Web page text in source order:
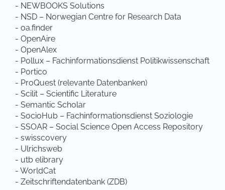
- NEWBOOKS Solutions
- NSD – Norwegian Centre for Research Data
- oa.finder
- OpenAire
- OpenAlex
- Pollux – Fachinformationsdienst Politikwissenschaft
- Portico
- ProQuest (relevante Datenbanken)
- Scilit – Scientific Literature
- Semantic Scholar
- SocioHub – Fachinformationsdienst Soziologie
- SSOAR – Social Science Open Access Repository
- swisscovery
- Ulrichsweb
- utb elibrary
- WorldCat
- Zeitschriftendatenbank (ZDB)